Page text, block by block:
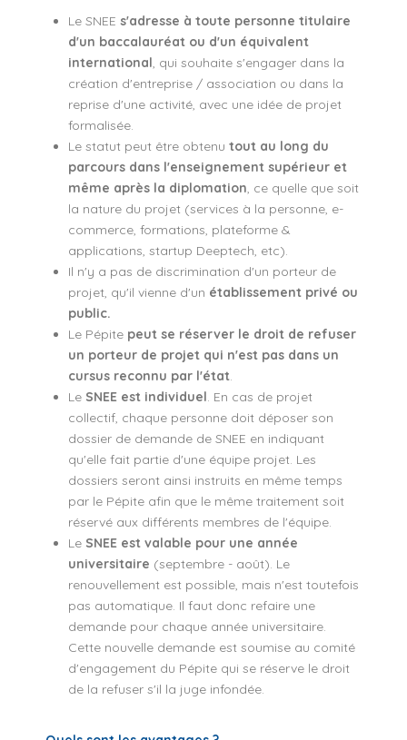
Le SNEE s'adresse à toute personne titulaire
d'un baccalauréat ou d'un équivalent
international, qui souhaite s'engager dans la
création d'entreprise / association ou dans la
reprise d'une activité, avec une idée de projet
formalisée.
Le statut peut être obtenu tout au long du
parcours dans l'enseignement supérieur et
même après la diplomation, ce quelle que soit
la nature du projet (services à la personne, e-
commerce, formations, plateforme &
applications, startup Deeptech, etc).
Il n'y a pas de discrimination d'un porteur de
projet, qu'il vienne d'un établissement privé ou
public.
Le Pépite peut se réserver le droit de refuser
un porteur de projet qui n'est pas dans un
cursus reconnu par l'état.
Le SNEE est individuel. En cas de projet
collectif, chaque personne doit déposer son
dossier de demande de SNEE en indiquant
qu'elle fait partie d'une équipe projet. Les
dossiers seront ainsi instruits en même temps
par le Pépite afin que le même traitement soit
réservé aux différents membres de l'équipe.
Le SNEE est valable pour une année
universitaire (septembre - août). Le
renouvellement est possible, mais n'est toutefois
pas automatique. Il faut donc refaire une
demande pour chaque année universitaire.
Cette nouvelle demande est soumise au comité
d'engagement du Pépite qui se réserve le droit
de la refuser s'il la juge infondée.